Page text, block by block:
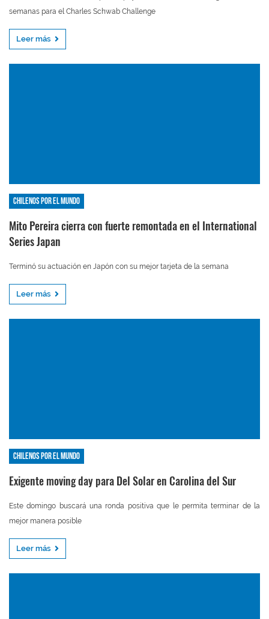
semanas para el Charles Schwab Challenge
Leer más
Chilenos por el mundo
Mito Pereira cierra con fuerte remontada en el International
Series Japan
Terminó su actuación en Japón con su mejor tarjeta de la semana
Leer más
Chilenos por el mundo
Exigente moving day para Del Solar en Carolina del Sur
Este domingo buscará una ronda positiva que le permita terminar de la
mejor manera posible
Leer más